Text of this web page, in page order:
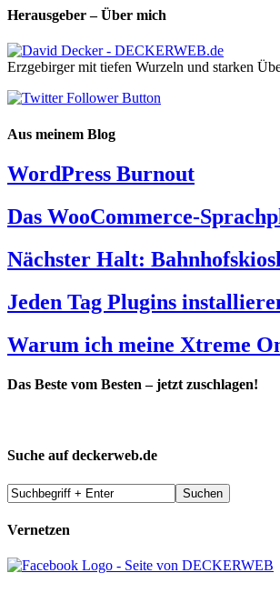
Herausgeber – Über mich
Erzgebirger mit tiefen Wurzeln und starken
Aus meinem Blog
WordPress Burnout
Das WooCommerce-
Nächster Halt:
Jeden Tag Plugins
Warum ich meine Xtreme
Das Beste vom Besten – jetzt zuschlagen!
Suche auf deckerweb.de
Vernetzen